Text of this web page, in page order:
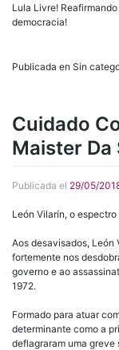
Lula Livre!
democracia!
Publicada en Sin
Cuidado
Maister Da
Publicada el 29/05/
León Vilarín, o
Aos desavisados, León
fortemente nos
governo e ao
1972.
Formado para atuar
determinante como a
deflagraram uma greve